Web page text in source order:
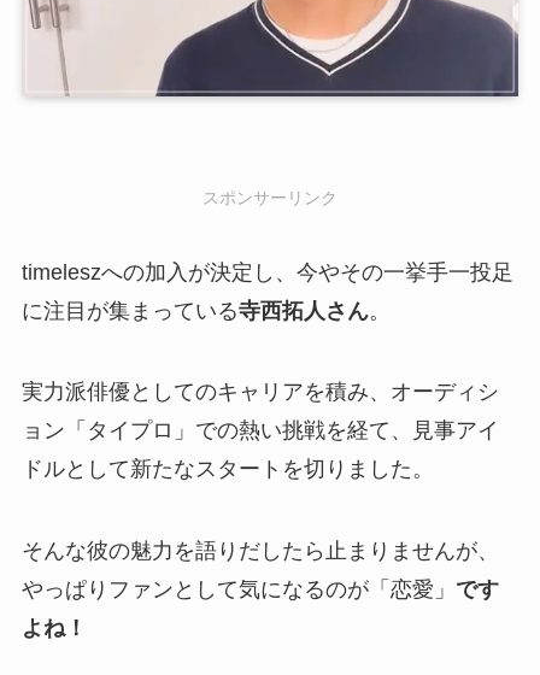
スポンサーリンク
timeleszへの加入が決定し、今やその一挙手一投足
に注目が集まっている寺西拓人さん。
実力派俳優としてのキャリアを積み、オーディシ
ョン「タイプロ」での熱い挑戦を経て、見事アイ
ドルとして新たなスタートを切りました。
そんな彼の魅力を語りだしたら止まりませんが、
やっぱりファンとして気になるのが「恋愛」 です
よね！